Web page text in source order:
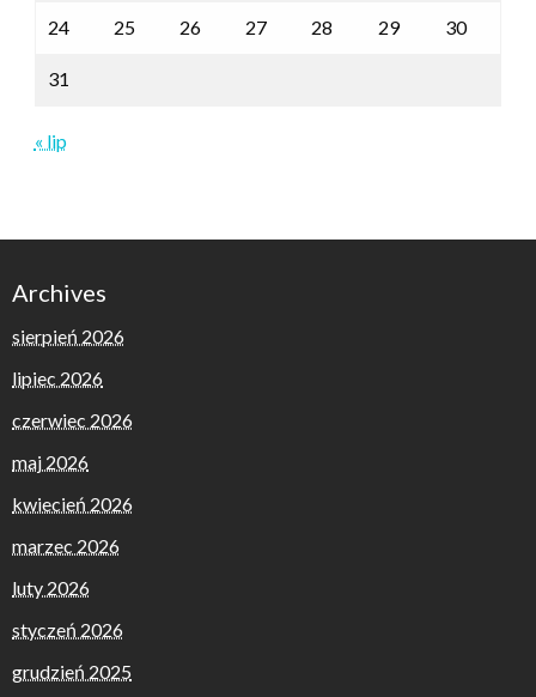
24 25 26 27 28 29 30
31
« lip
Archives
sierpień 2026
lipiec 2026
czerwiec 2026
maj 2026
kwiecień 2026
marzec 2026
luty 2026
styczeń 2026
grudzień 2025